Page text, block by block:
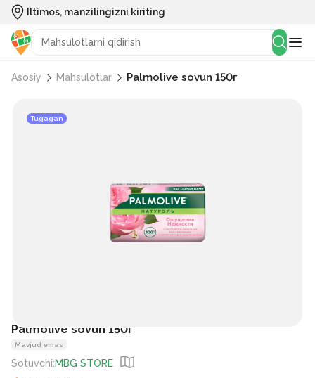
Iltimos, manzilingizni kiriting
Asosiy Mahsulotlar Palmolive sovun 150г
Tugagan
Palmolive sovun 150г
Mavjud emas
Sotuvchi:MBG STORE